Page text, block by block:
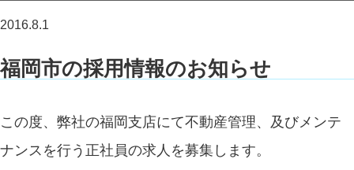
2016.8.1
福岡市の採用情報のお知らせ
この度、弊社の福岡支店にて不動産管理、及びメンテ
ナンスを行う正社員の求人を募集します。